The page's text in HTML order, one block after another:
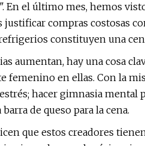
En el último mes, hemos
compras costosas
constituyen una
aumentan, hay una cosa
femenino en ellas. Con la
hacer gimnasia mental
de queso para la cena.
que estos creadores